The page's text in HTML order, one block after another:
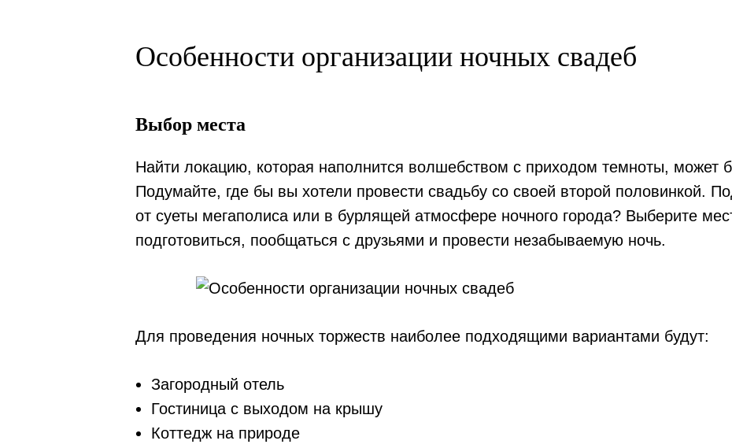
Особенности организации ночных свадеб
Выбор места
Найти локацию, которая наполнится волшебством с приходом темноты, может
Подумайте, где бы вы хотели провести свадьбу со своей второй половинкой.
от суеты мегаполиса или в бурлящей атмосфере ночного города? Выберите
подготовиться, пообщаться с друзьями и провести незабываемую ночь.
Для проведения ночных торжеств наиболее подходящими вариантами будут:
Загородный отель
Гостиница с выходом на крышу
Коттедж на природе